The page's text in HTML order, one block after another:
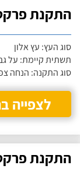
התקנת
סוג העץ: עץ אלון
תשתית קיימת: על
סוג התקנה: הנחה
לצפייה
התקנת